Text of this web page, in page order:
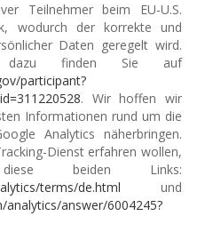
Teilnehmer beim EU-U.S.
wodurch der korrekte und
Daten geregelt wird.
dazu finden Sie auf
participant?
. Wir hoffen wir
Informationen rund um die
Analytics näherbringen.
Dienst erfahren wollen,
beiden Links:
terms/de.html und
answer/6004245?